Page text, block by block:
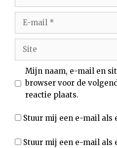
Site
Mijn naam, e-mail en
browser voor de
reactie plaats.
Stuur mij een e-mail als
Stuur mij een e-mail als